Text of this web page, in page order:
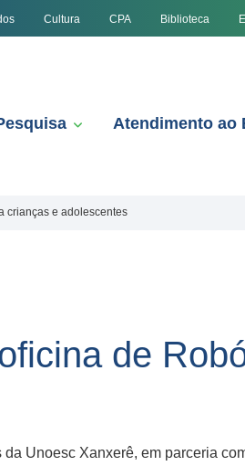
Cultura CPA Biblioteca
Atendimento ao
crianças e adolescentes
de
Unoesc Xanxerê, em parceria